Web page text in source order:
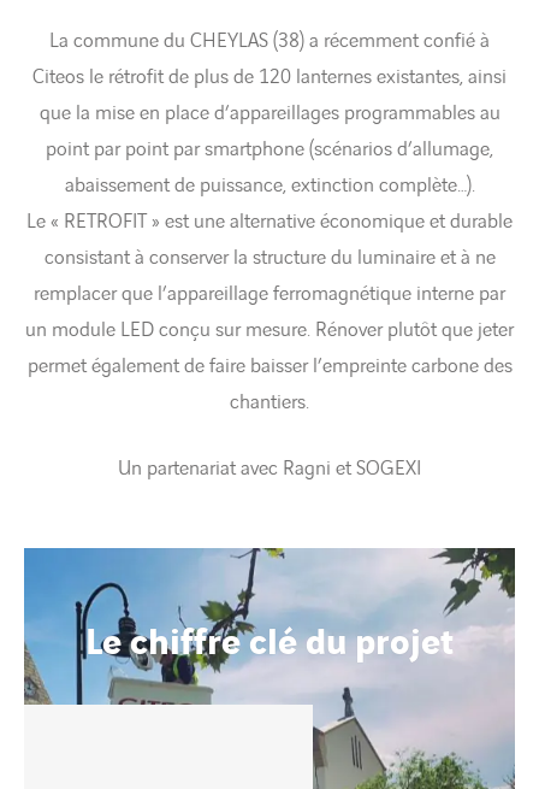
La commune du CHEYLAS (38) a récemment confié à
Citeos le rétrofit de plus de 120 lanternes existantes, ainsi
que la mise en place d’appareillages programmables au
point par point par smartphone (scénarios d’allumage,
abaissement de puissance, extinction complète…).
Le « RETROFIT » est une alternative économique et durable
consistant à conserver la structure du luminaire et à ne
remplacer que l’appareillage ferromagnétique interne par
un module LED conçu sur mesure. Rénover plutôt que jeter
permet également de faire baisser l’empreinte carbone des
chantiers.
Un partenariat avec Ragni et SOGEXI
Le chiffre clé du projet